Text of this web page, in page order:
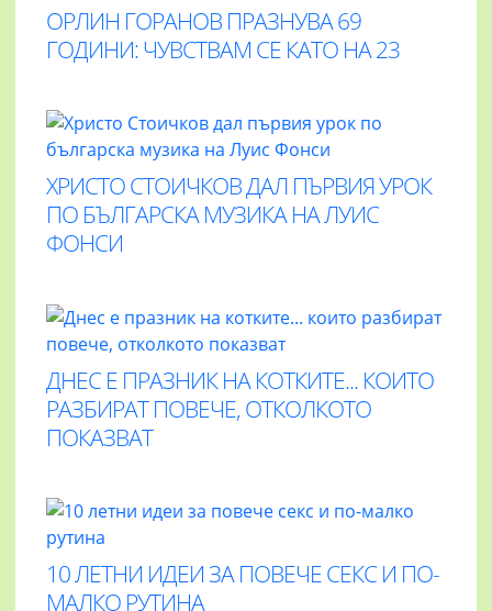
ОРЛИН ГОРАНОВ ПРАЗНУВА 69
ГОДИНИ: ЧУВСТВАМ СЕ КАТО НА 23
ХРИСТО СТОИЧКОВ ДАЛ ПЪРВИЯ УРОК
ПО БЪЛГАРСКА МУЗИКА НА ЛУИС
ФОНСИ
ДНЕС Е ПРАЗНИК НА КОТКИТЕ... КОИТО
РАЗБИРАТ ПОВЕЧЕ, ОТКОЛКОТО
ПОКАЗВАТ
10 ЛЕТНИ ИДЕИ ЗА ПОВЕЧЕ СЕКС И ПО-
МАЛКО РУТИНА